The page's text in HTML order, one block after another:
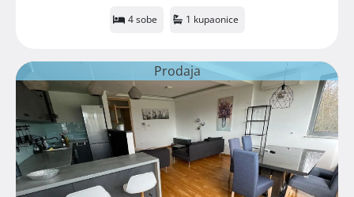
4 sobe 1 kupaonice
Prodaja